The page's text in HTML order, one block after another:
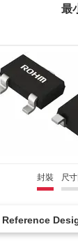
最
封裝 尺
Reference